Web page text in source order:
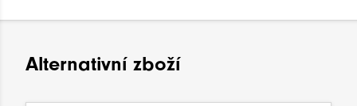
Alternativní zboží